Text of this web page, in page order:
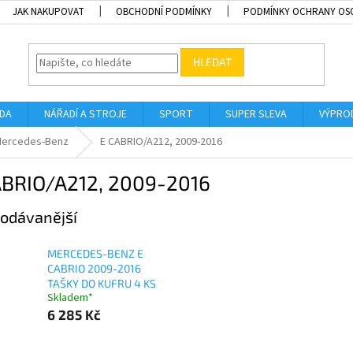
JAK NAKUPOVAT OBCHODNÍ PODMÍNKY PODMÍNKY OCHRANY
HLEDAT
NÁŘADÍ A STROJE SPORT SUPER SLEVA
Benz E CABRIO/A212, 2009-2016
A212, 2009-2016
MERCEDES-BENZ E
CABRIO 2009-2016
TAŠKY DO KUFRU 4 KS
Skladem*
6 285 Kč